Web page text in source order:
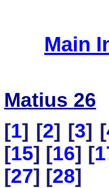
Main
Matius 26
[1] [2] [3] [
[15] [16] [
[27] [28]